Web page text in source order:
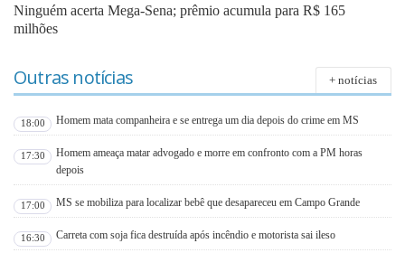
Ninguém acerta Mega-Sena; prêmio acumula para R$ 165
milhões
Outras notícias + notícias
18:00 Homem mata companheira e se entrega um dia depois do crime em MS
17:30
Homem ameaça matar advogado e morre em confronto com a PM horas
depois
17:00 MS se mobiliza para localizar bebê que desapareceu em Campo Grande
16:30 Carreta com soja fica destruída após incêndio e motorista sai ileso